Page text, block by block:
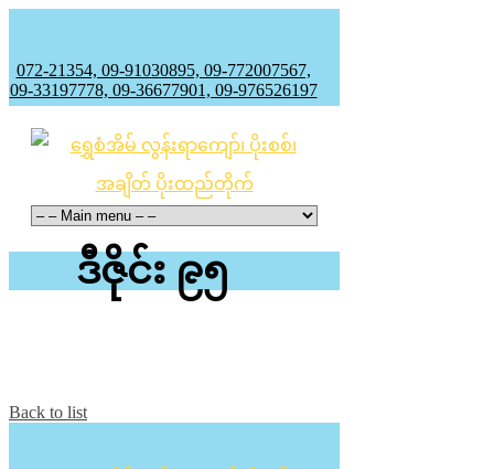
072-21354, 09-91030895, 09-772007567,
09-33197778, 09-36677901, 09-976526197
ဒီဇိုင်း ၉၅
Back to list